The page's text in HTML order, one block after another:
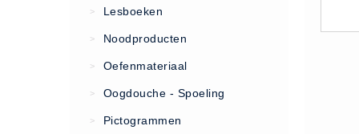
Algemene Voorwaarden
Vacatures
> Lesboeken
> Noodproducten
> Oefenmateriaal
> Oogdouche - Spoeling
> Pictogrammen